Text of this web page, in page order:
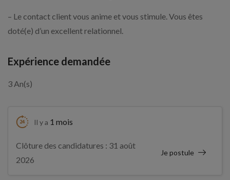
– Le contact client vous anime et vous stimule. Vous êtes
doté(e) d’un excellent relationnel.
Expérience demandée
3 An(s)
Il y a 1 mois
Clôture des candidatures : 31 août
2026
Je postule